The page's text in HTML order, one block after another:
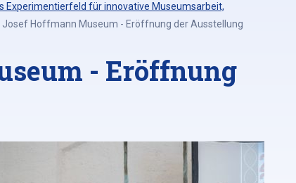
für innovative Museumsarbeit,
Josef Hoffmann Museum - Eröffnung der Ausstellung
- Eröffnung